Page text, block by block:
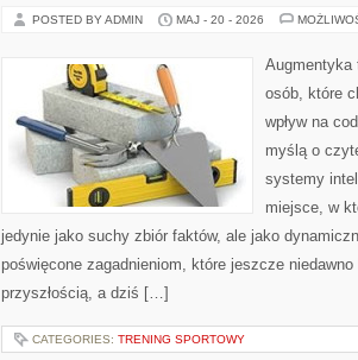
POSTED BY ADMIN MAJ - 20 - 2026
Augmentyka
osób, które
wpływ na
myślą o
systemy
miejsce, w
jedynie jako suchy zbiór faktów, ale jako
poświęcone zagadnieniom, które jeszcze niedawno
przyszłością, a dziś […]
CATEGORIES: TRENING SPORTOWY